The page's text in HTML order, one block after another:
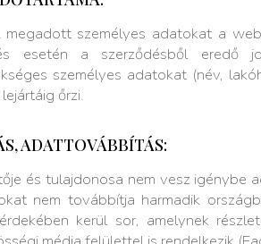
személyes adatokat a
esetén a szerződésből eredő
személyes adatokat (név,
őrzi.
ADATTOVÁBBÍTÁS:
és tulajdonosa nem vesz
nem továbbítja harmadik
kerül sor, amelynek